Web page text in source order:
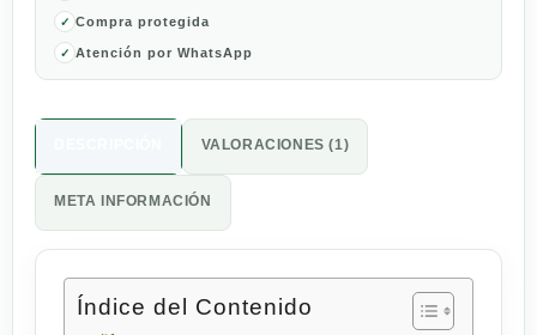
Compra protegida
Atención por WhatsApp
VALORACIONES (1)
META INFORMACIÓN
Índice del Contenido